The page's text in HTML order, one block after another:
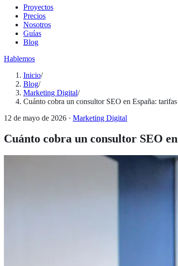
Proyectos
Precios
Nosotros
Guías
Blog
Hablemos
Inicio/
Blog/
Marketing Digital/
Cuánto cobra un consultor SEO en España:
12 de mayo de 2026 · Marketing Digital
Cuánto cobra un consultor SEO